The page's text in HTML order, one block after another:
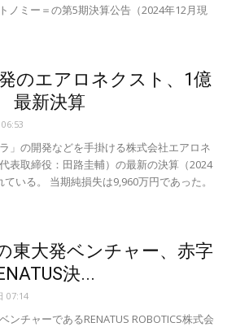
ノミー＝の第5期決算公告（2024年12月現
のエアロネクスト、1億
最新決算
」の開発などを手掛ける株式会社エアロネ
表取締役：田路圭輔）の最新の決算（2024
いる。 当期純損失は9,960万円であった。
東大発ベンチャー、赤字
決...
07:14
チャーであるRENATUS ROBOTICS株式会